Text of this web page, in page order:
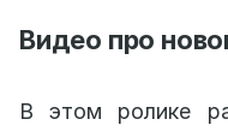
Видео про
В этом ролике